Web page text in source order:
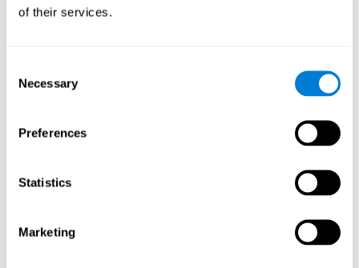
of their services.
Selection
Necessary
Preferences
Statistics
Marketing